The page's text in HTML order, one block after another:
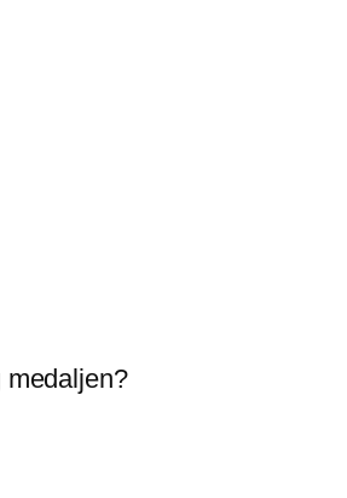
medaljen?